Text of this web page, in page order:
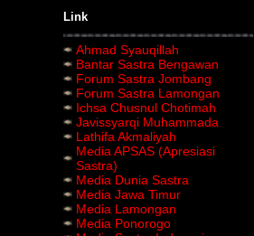
Link
Ahmad Syauqillah
Bantar Sastra Bengawan
Forum Sastra Jombang
Forum Sastra Lamongan
Ichsa Chusnul Chotimah
Javissyarqi Muhammada
Lathifa Akmaliyah
Media APSAS (Apresiasi
Sastra)
Media Dunia Sastra
Media Jawa Timur
Media Lamongan
Media Ponorogo